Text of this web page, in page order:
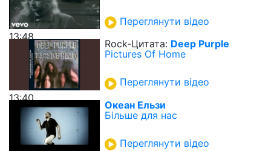
13:48
Переглянути відео
13:40
Rock-Цитата: Deep Purple
Pictures Of Home
Переглянути відео
Океан Ельзи
Більше для нас
Переглянути відео